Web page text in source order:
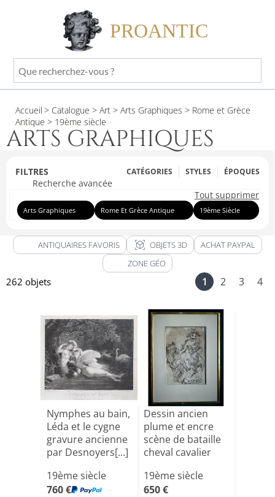
PROANTIC
Que
recherchez-
?
Accueil > Catalogue > Art > Arts Graphiques > Rome et Grèce
Antique > 19ème siècle
ARTS GRAPHIQUES
FILTRES CATÉGORIES STYLES ÉPOQUES
Recherche avancée
Tout supprimer
Arts Graphiques Rome Et Grèce Antique 19ème Siècle
ANTIQUAIRES FAVORIS view_in_ar OBJETS 3D
ACHAT PAYPAL
ZONE GÉO
262 objets 1 2 3 4
Nymphes au bain,
Léda et le cygne
gravure ancienne
par Desnoyers[...]
19ème siècle
760 €
Dessin ancien
plume et encre
scène de bataille
cheval cavalier
19ème siècle
650 €